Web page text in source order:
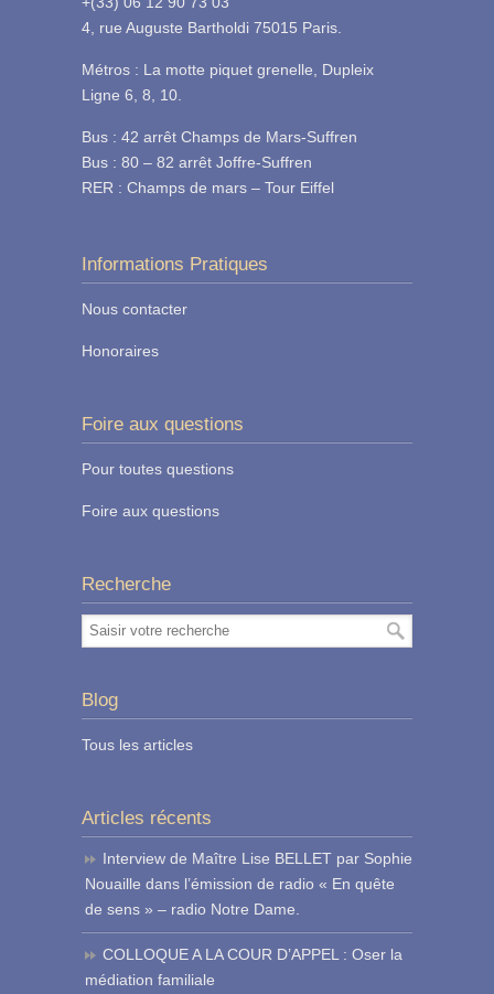
4, rue Auguste Bartholdi 75015 Paris.
Métros : La motte piquet grenelle, Dupleix
Ligne 6, 8, 10.
Bus : 42 arrêt Champs de Mars-Suffren
Bus : 80 – 82 arrêt Joffre-Suffren
RER : Champs de mars – Tour Eiffel
Informations Pratiques
Nous contacter
Honoraires
Foire aux questions
Pour toutes questions
Foire aux questions
Recherche
Blog
Tous les articles
Articles récents
Interview de Maître Lise BELLET par Sophie
Nouaille dans l’émission de radio « En quête
de sens » – radio Notre Dame.
COLLOQUE A LA COUR D’APPEL : Oser la
médiation familiale